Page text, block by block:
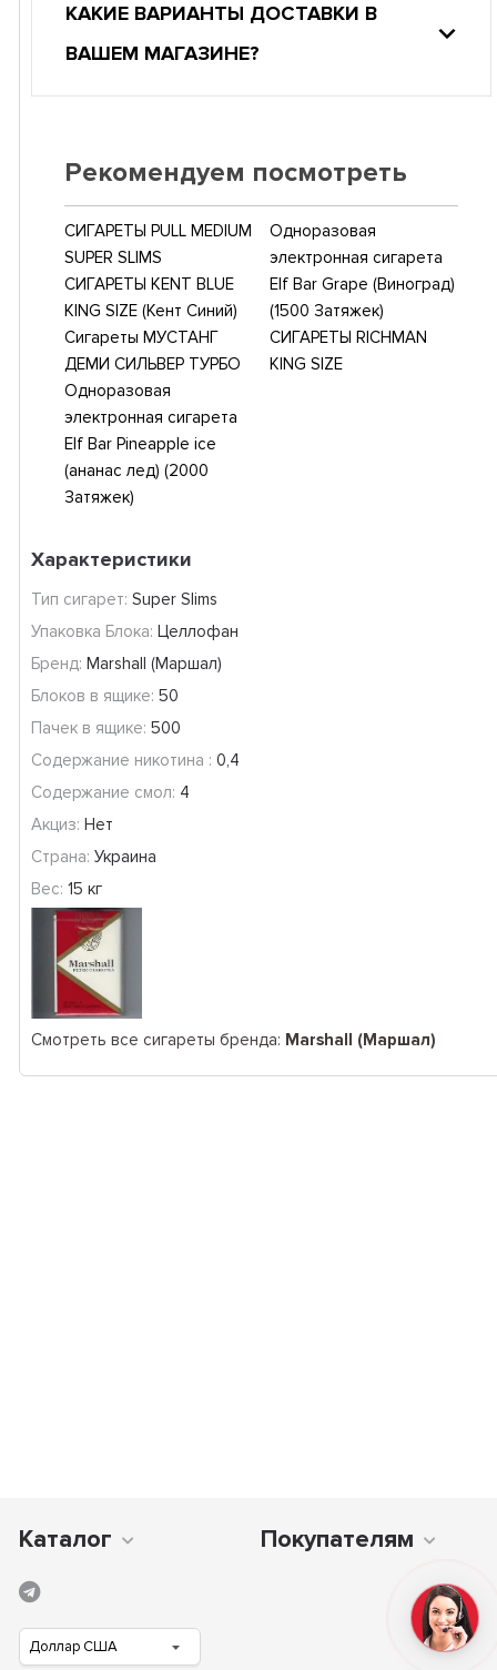
КАКИЕ ВАРИАНТЫ ДОСТАВКИ В
ВАШЕМ МАГАЗИНЕ?
Рекомендуем посмотреть
СИГАРЕТЫ PULL MEDIUM
SUPER SLIMS
СИГАРЕТЫ KENT BLUE
KING SIZE (Кент Синий)
Сигареты МУСТАНГ
ДЕМИ СИЛЬВЕР ТУРБО
Одноразовая
электронная сигарета
Elf Bar Pineapple ice
(ананас лед) (2000
Затяжек)
Одноразовая
электронная сигарета
Elf Bar Grape (Виноград)
(1500 Затяжек)
СИГАРЕТЫ RICHMAN
KING SIZE
Характеристики
Тип сигарет: Super Slims
Упаковка Блока: Целлофан
Бренд: Marshall (Маршал)
Блоков в ящике: 50
Пачек в ящике: 500
Содержание никотина : 0,4
Содержание смол: 4
Акциз: Нет
Страна: Украина
Вес: 15 кг
Смотреть все сигареты бренда: Marshall (Маршал)
Каталог Покупателям